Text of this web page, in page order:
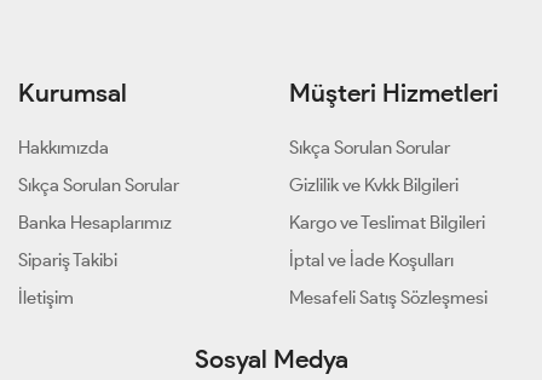
Kurumsal
Hakkımızda
Sıkça Sorulan Sorular
Banka Hesaplarımız
Sipariş Takibi
İletişim
Müşteri Hizmetleri
Sıkça Sorulan Sorular
Gizlilik ve Kvkk Bilgileri
Kargo ve Teslimat Bilgileri
İptal ve İade Koşulları
Mesafeli Satış Sözleşmesi
Sosyal Medya